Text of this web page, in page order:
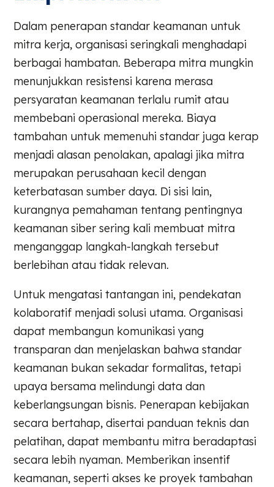
Dalam penerapan standar keamanan untuk
mitra kerja, organisasi seringkali menghadapi
berbagai hambatan. Beberapa mitra mungkin
menunjukkan resistensi karena merasa
persyaratan keamanan terlalu rumit atau
membebani operasional mereka. Biaya
tambahan untuk memenuhi standar juga kerap
menjadi alasan penolakan, apalagi jika mitra
merupakan perusahaan kecil dengan
keterbatasan sumber daya. Di sisi lain,
kurangnya pemahaman tentang pentingnya
keamanan siber sering kali membuat mitra
menganggap langkah-langkah tersebut
berlebihan atau tidak relevan.
Untuk mengatasi tantangan ini, pendekatan
kolaboratif menjadi solusi utama. Organisasi
dapat membangun komunikasi yang
transparan dan menjelaskan bahwa standar
keamanan bukan sekadar formalitas, tetapi
upaya bersama melindungi data dan
keberlangsungan bisnis. Penerapan kebijakan
secara bertahap, disertai panduan teknis dan
pelatihan, dapat membantu mitra beradaptasi
secara lebih nyaman. Memberikan insentif
keamanan, seperti akses ke proyek tambahan